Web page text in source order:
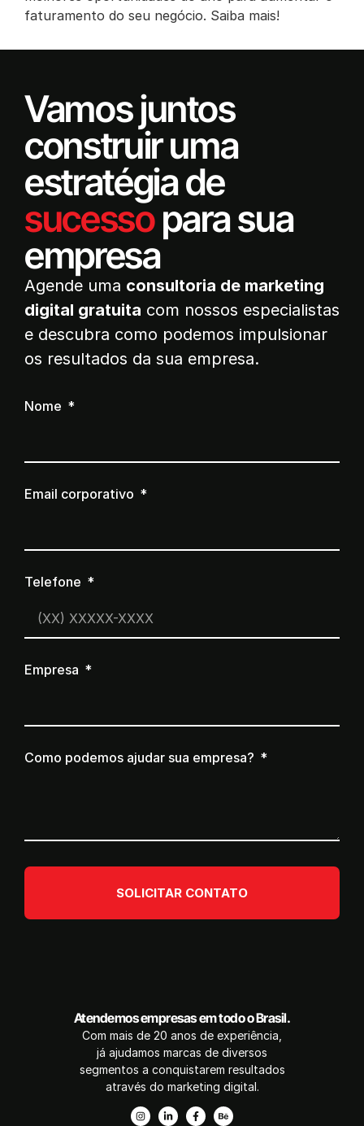
faturamento do seu negócio. Saiba mais!
Vamos juntos
construir uma
estratégia de
sucessopara sua
empresa
Agende uma consultoria de marketing
digital gratuita com nossos especialistas
e descubra como podemos impulsionar
os resultados da sua empresa.
Nome
Email corporativo
Telefone
Empresa
Como podemos ajudar sua empresa?
SOLICITAR CONTATO
Atendemos empresas em todo o Brasil.
Com mais de 20 anos de experiência,
já ajudamos marcas de diversos
segmentos a conquistarem resultados
através do marketing digital.